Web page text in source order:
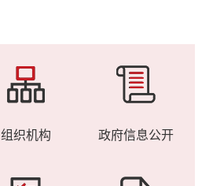
组织机构 政府信息公开